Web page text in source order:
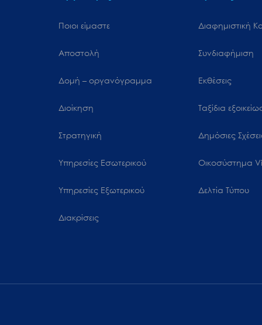
Ποιοι είμαστε
Αποστολή
Δομή – οργανόγραμμα
Διοίκηση
Στρατηγική
Υπηρεσίες Εσωτερικού
Υπηρεσίες Εξωτερικού
Διακρίσεις
Διαφημιστική
Συνδιαφήμιση
Εκθέσεις
Ταξίδια
Δημόσιες
Oικοσύστημα
Δελτία Τύπου